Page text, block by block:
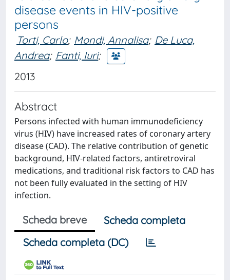
disease events in HIV-positive
persons
Torti, Carlo; Mondi, Annalisa; De Luca,
Andrea; Fanti, Iuri;
2013
Abstract
Persons infected with human immunodeficiency
virus (HIV) have increased rates of coronary artery
disease (CAD). The relative contribution of genetic
background, HIV-related factors, antiretroviral
medications, and traditional risk factors to CAD has
not been fully evaluated in the setting of HIV
infection.
Scheda breve
Scheda completa
Scheda completa (DC)